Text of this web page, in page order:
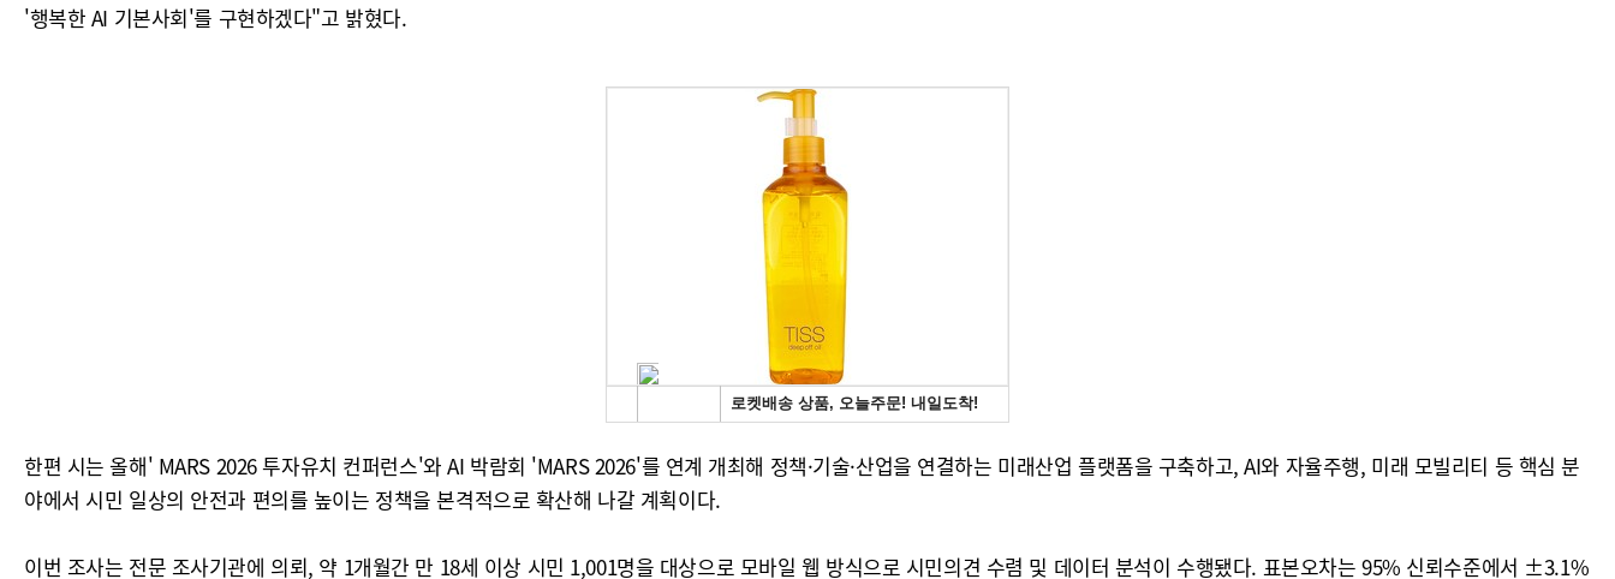
'행복한 AI 기본사회'를 구현하겠다"고 밝혔다.
한편 시는 올해' MARS 2026 투자유치 컨퍼런스'와 AI 박람회 'MARS 2026'를 연계 개최해 정책·기술·산업을 연결하는 미래산업 플랫폼을 구축하고, AI와 자율주행, 미래 모빌리티 등 핵심 분
야에서 시민 일상의 안전과 편의를 높이는 정책을 본격적으로 확산해 나갈 계획이다.
이번 조사는 전문 조사기관에 의뢰, 약 1개월간 만 18세 이상 시민 1,001명을 대상으로 모바일 웹 방식으로 시민의견 수렴 및 데이터 분석이 수행됐다. 표본오차는 95% 신뢰수준에서 ±3.1%